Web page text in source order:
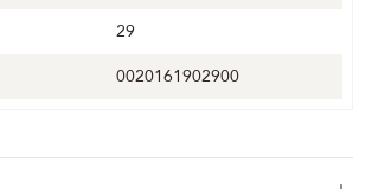
29
0020161902900